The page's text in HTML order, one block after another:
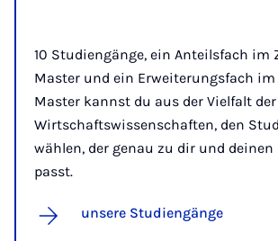
10 Studiengänge, ein Anteilsfach im
Master und ein Erweiterungsfach im
Master kannst du aus der Vielfalt der
Wirtschaftswissenschaften, den
wählen, der genau zu dir und deinen
passt.
unsere Studiengänge